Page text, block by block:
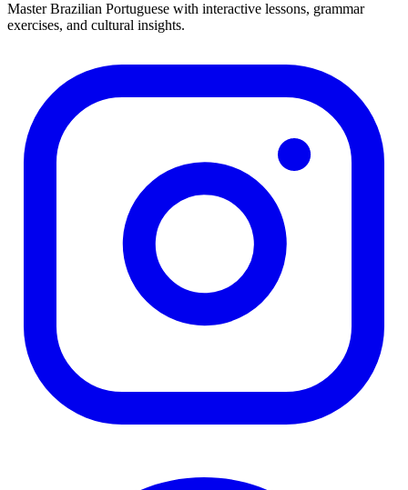
Master Brazilian Portuguese with interactive lessons, grammar
exercises, and cultural insights.